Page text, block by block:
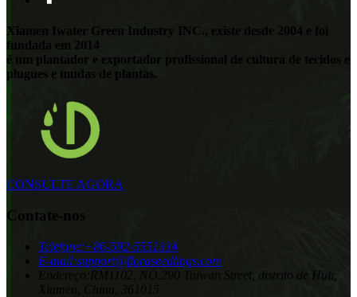
Xiamen Iwater Green Industry INC., existe desde 2004 e foi
fundada em 2014
é um plantador e exportador profissional de cultura de tecidos e
plugues e mudas de plantas.
CONSULTE AGORA
Contate-nos
Telefone:+86-592-5551334
E-mail:support@floraseedlings.com
RM1102, NO.290 Taiwan Street, distrito de Huli,
Xiamen, China, 361015